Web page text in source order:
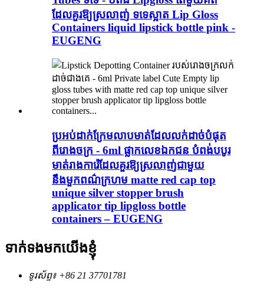
ដែលគួរឱ្យស្រលាញ់ ទទេស្អាត Lip Gloss
Containers liquid lipstick bottle pink -
EUGENG
ប្រអប់ដាក់ក្រែមលាបមាត់ដែលលក់ដាច់បំផុត
ពីរោងចក្រ - 6ml ផ្លាកលេខឯកជន បំពង់បបូរ
មាត់រាងការ៉េដែលគួរឱ្យស្រលាញ់ជាមួយ
នឹងមួកពណ៌ក្រហម matte red cap top
unique silver stopper brush
applicator tip lipgloss bottle
containers – EUGENG
ទាក់ទងមកយើងខ្ញុំ
ទូរស័ព្ទ៖ +86 21 37701781